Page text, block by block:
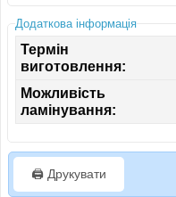
Додаткова інформація
Термін
виготовлення:
Можливість
ламінування:
🖨️ Друкувати